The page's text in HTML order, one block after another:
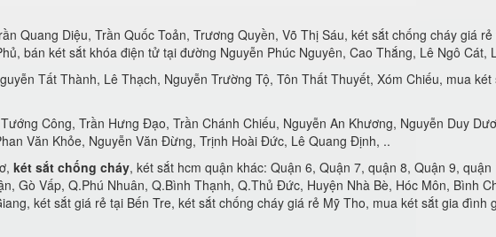
Quang Diệu, Trần Quốc Toản, Trương Quyền, Võ Thị Sáu, két sắt chống cháy giá
bán két sắt khóa điện tử tại đường Nguyễn Phúc Nguyên, Cao Thắng, Lê Ngô Cát,
Tất Thành, Lê Thạch, Nguyễn Trường Tộ, Tôn Thất Thuyết, Xóm Chiếu, mua
Công, Trần Hưng Đạo, Trần Chánh Chiếu, Nguyễn An Khương, Nguyễn Duy
Văn Khỏe, Nguyễn Văn Đừng, Trịnh Hoài Đức, Lê Quang Định, ..
két sắt chống cháy, két sắt hcm quận khác: Quận 6, Quận 7, quận 8, Quận 9,
Gò Vấp, Q.Phú Nhuân, Q.Bình Thạnh, Q.Thủ Đức, Huyện Nhà Bè, Hóc Môn, Bình
két sắt giá rẻ tại Bến Tre, két sắt chống cháy giá rẻ Mỹ Tho, mua két sắt gia